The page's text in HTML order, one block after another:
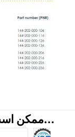
ممکن است به این موارد نیز علاقه‌مند باشید...